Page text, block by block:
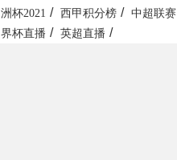
洲杯2021 / 西甲积分榜 / 中超联赛
界杯直播 / 英超直播 /